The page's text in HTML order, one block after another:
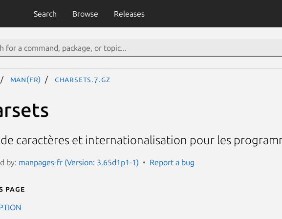
Search Browse Releases
man(fr) charsets.7.gz
caractères et internationalisation pour les
by: manpages-fr (Version: 3.65d1p1-1) Report a bug
page